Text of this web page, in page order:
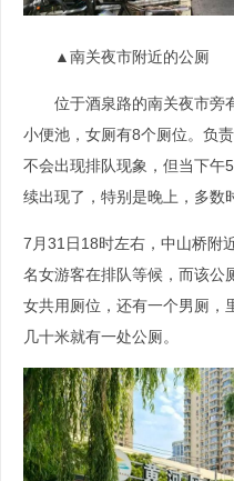
▲南关夜市附近的公厕
位于酒泉路的南关夜市旁
小便池，女厕有8个厕位。负
不会出现排队现象，但当下午
续出现了，特别是晚上，多数
7月31日18时左右，中山桥附
名女游客在排队等候，而该公
女共用厕位，还有一个男厕，
几十米就有一处公厕。